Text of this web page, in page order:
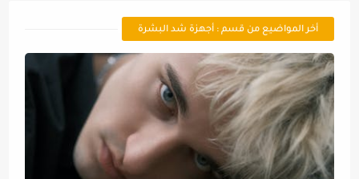
أخر المواضيع من قسم : أجهزة شد البشرة